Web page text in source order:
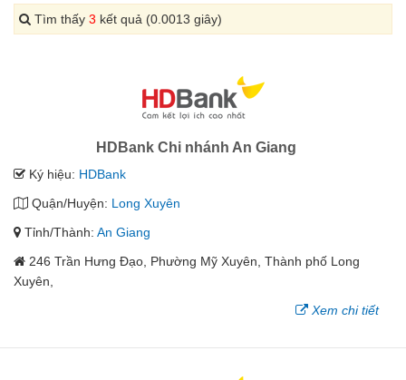
Tìm thấy 3 kết quả (0.0013 giây)
HDBank Chi nhánh An Giang
Ký hiệu: HDBank
Quận/Huyện: Long Xuyên
Tỉnh/Thành: An Giang
246 Trần Hưng Đạo, Phường Mỹ Xuyên, Thành phố Long
Xuyên,
Xem chi tiết